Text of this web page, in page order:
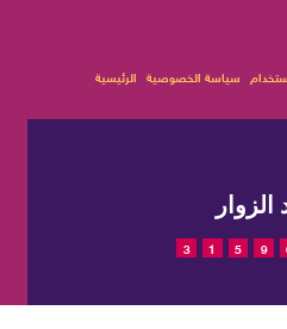
الرئيسية سياسة الخصوصية
3 1 5 9